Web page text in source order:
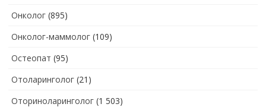
Онколог (895)
Онколог-маммолог (109)
Остеопат (95)
Отоларинголог (21)
Оториноларинголог (1 503)